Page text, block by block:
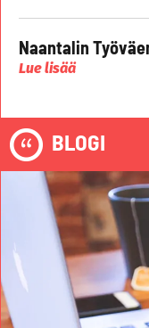
Naantalin
Lue lisää
BLOGI